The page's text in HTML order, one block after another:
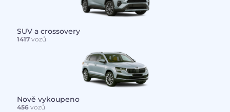
SUV a crossovery
1417vozů
Nově vykoupeno
456vozů